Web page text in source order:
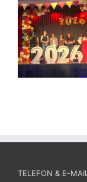
TELEFON & E-MAIL